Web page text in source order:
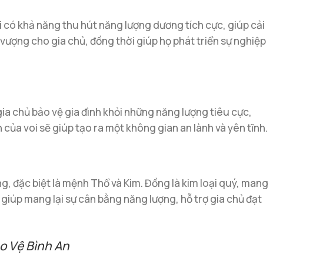
khả năng thu hút năng lượng dương tích cực, giúp cải
cho gia chủ, đồng thời giúp họ phát triển sự nghiệp
chủ bảo vệ gia đình khỏi những năng lượng tiêu cực,
voi sẽ giúp tạo ra một không gian an lành và yên tĩnh.
biệt là mệnh Thổ và Kim. Đồng là kim loại quý, mang
mang lại sự cân bằng năng lượng, hỗ trợ gia chủ đạt
Vệ Bình An